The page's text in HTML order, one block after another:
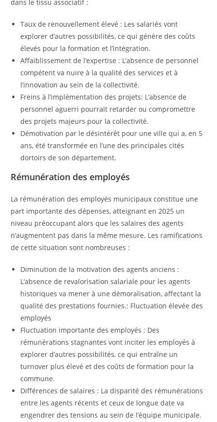
dans le tissu associatif :
Taux de renouvellement élevé : Les salariés vont
explorer d’autres possibilités, ce qui génère des coûts
élevés pour la formation et l’intégration.
Affaiblissement de l’expertise : L’absence de personnel
compétent va nuire à la qualité des services et à
l’innovation au sein de la collectivité.
Freins à l’implémentation des projets: L’absence de
personnel aguerri pourrait retarder ou compromettre
des projets majeurs pour la collectivité.
Démotivation par le désintérêt pour une ville qui a, en 5
ans, été transformée en l’une des principales cités
dortoirs de son département.
Rémunération des employés
La rémunération des employés municipaux constitue une
part importante des dépenses, atteignant en 2025 un
niveau préoccupant alors que les salaires des agents
n’augmentent pas dans la même mesure. Les ramifications
de cette situation sont nombreuses :
Diminution de la motivation des agents anciens :
L’absence de revalorisation salariale pour les agents
historiques va mener à une démoralisation, affectant la
qualité des prestations fournies.: Fluctuation élevée des
employés
Fluctuation importante des employés : Des
rémunérations stagnantes vont inciter les employés à
explorer d’autres possibilités, ce qui entraîne un
turnover plus élevé et des coûts de formation pour la
commune.
Différences de salaires : La disparité des rémunérations
entre les agents récents et ceux de longue date va
engendrer des tensions au sein de l’équipe municipale.